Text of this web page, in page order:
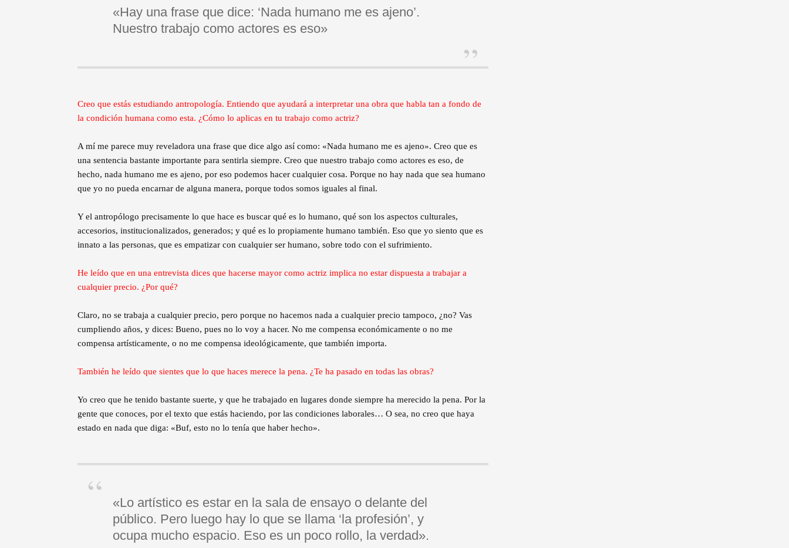
«Hay una frase que dice: ‘Nada humano me es ajeno’.
Nuestro trabajo como actores es eso»
Creo que estás estudiando antropología. Entiendo que ayudará a interpretar una obra que habla tan a fondo de
la condición humana como esta. ¿Cómo lo aplicas en tu trabajo como actriz?
A mí me parece muy reveladora una frase que dice algo así como: «Nada humano me es ajeno». Creo que es
una sentencia bastante importante para sentirla siempre. Creo que nuestro trabajo como actores es eso, de
hecho, nada humano me es ajeno, por eso podemos hacer cualquier cosa. Porque no hay nada que sea humano
que yo no pueda encarnar de alguna manera, porque todos somos iguales al final.
Y el antropólogo precisamente lo que hace es buscar qué es lo humano, qué son los aspectos culturales,
accesorios, institucionalizados, generados; y qué es lo propiamente humano también. Eso que yo siento que es
innato a las personas, que es empatizar con cualquier ser humano, sobre todo con el sufrimiento.
He leído que en una entrevista dices que hacerse mayor como actriz implica no estar dispuesta a trabajar a
cualquier precio. ¿Por qué?
Claro, no se trabaja a cualquier precio, pero porque no hacemos nada a cualquier precio tampoco, ¿no? Vas
cumpliendo años, y dices: Bueno, pues no lo voy a hacer. No me compensa económicamente o no me
compensa artísticamente, o no me compensa ideológicamente, que también importa.
También he leído que sientes que lo que haces merece la pena. ¿Te ha pasado en todas las obras?
Yo creo que he tenido bastante suerte, y que he trabajado en lugares donde siempre ha merecido la pena. Por la
gente que conoces, por el texto que estás haciendo, por las condiciones laborales… O sea, no creo que haya
estado en nada que diga: «Buf, esto no lo tenía que haber hecho».
«Lo artístico es estar en la sala de ensayo o delante del
público. Pero luego hay lo que se llama ‘la profesión’, y
ocupa mucho espacio. Eso es un poco rollo, la verdad».